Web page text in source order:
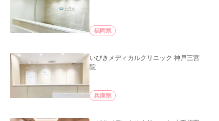
福岡県
いびきメディカルクリニック 神戸三宮
院
兵庫県